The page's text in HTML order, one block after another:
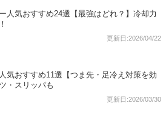
人気おすすめ24選【最強はどれ？】冷却力
更新日:2026/04/22
気おすすめ11選【つま先・足冷え対策を効
・スリッパも
更新日:2026/03/30